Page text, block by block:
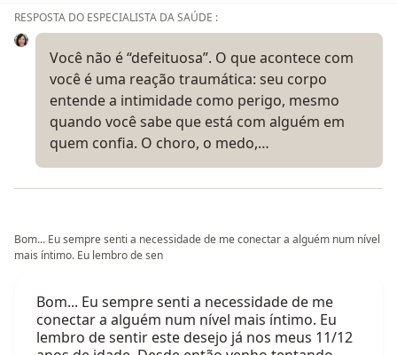
RESPOSTA DO ESPECIALISTA DA SAÚDE :
Você não é “defeituosa”. O que acontece com
você é uma reação traumática: seu corpo
entende a intimidade como perigo, mesmo
quando você sabe que está com alguém em
quem confia. O choro, o medo,…
Bom... Eu sempre senti a necessidade de me conectar a alguém num nível
mais íntimo. Eu lembro de sen
Bom... Eu sempre senti a necessidade de me
conectar a alguém num nível mais íntimo. Eu
lembro de sentir este desejo já nos meus 11/12